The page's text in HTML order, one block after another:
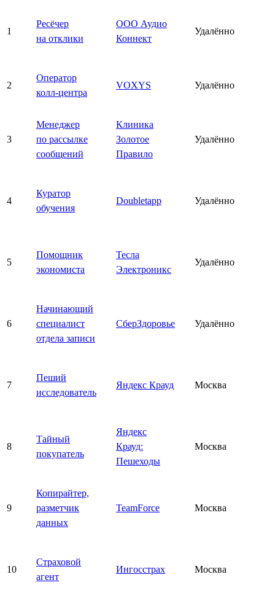
1
Ресёчер
на отклики
ООО Аудио
Коннект
Удалённо
2
Оператор
колл-центра
VOXYS Удалённо
3
Менеджер
по рассылке
сообщений
Клиника
Золотое
Правило
Удалённо
4
Куратор
обучения
Doubletapp Удалённо
5
Помощник
экономиста
Тесла
Электроникс
Удалённо
6
Начинающий
специалист
отдела записи
СберЗдоровье Удалённо
7
Пеший
исследователь
Яндекс Крауд Москва
8
Тайный
покупатель
Яндекс
Крауд:
Пешеходы
Москва
9
Копирайтер,
разметчик
данных
TeamForce Москва
10
Страховой
агент
Ингосстрах Москва